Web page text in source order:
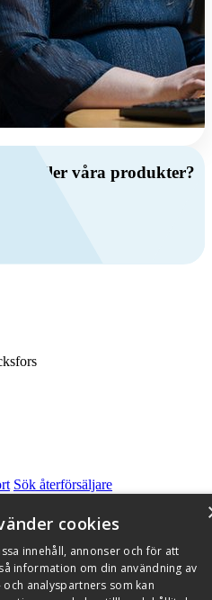
eller våra produkter?
Sök återförsäljare
Alarmkoder
förbehållna
cookies
innehåll, annonser och för att
information om din användning av
analyspartners som kan